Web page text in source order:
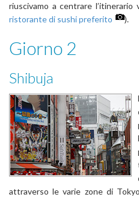
riuscivamo a centrare
ristorante di sushi preferito
).
Giorno 2
Shibuja
attraverso le varie zone di